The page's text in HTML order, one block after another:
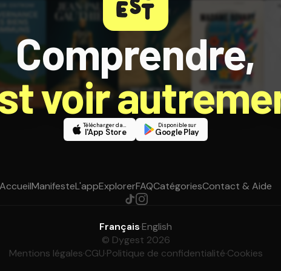
Comprendre,
voir
Télécharger dans
l'App Store
Disponible sur
Google Play
AccueilManifesteL'appExplorerFAQCatégoriesContact & Aide
Français·English
© Dygest 2026
Mentions légales·CGU·Politique de confidentialité·Cookies